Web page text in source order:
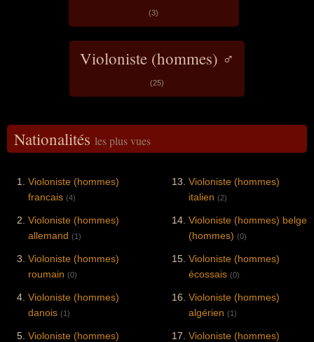
(3)
Violoniste (hommes) ♂
(25)
Nationalités les plus vues
Violoniste (hommes)
francais (4)
Violoniste (hommes)
allemand (1)
Violoniste (hommes)
roumain (0)
Violoniste (hommes)
danois (1)
Violoniste (hommes)
Violoniste (hommes)
italien (2)
Violoniste (hommes) belge
(hommes) (0)
Violoniste (hommes)
écossais (0)
Violoniste (hommes)
algérien (1)
Violoniste (hommes)